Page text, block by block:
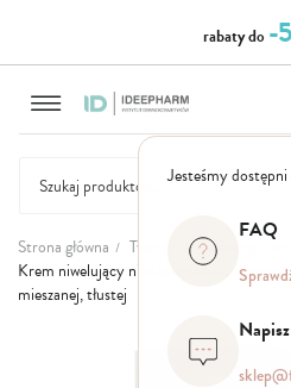
rabaty do -
do
treści
Jesteśmy
FAQ
NASZE
Strona główna Twarz
Przeciwtrądzikowe
Krem niwelujący niedoskonałości z
mieszanej, tłustej